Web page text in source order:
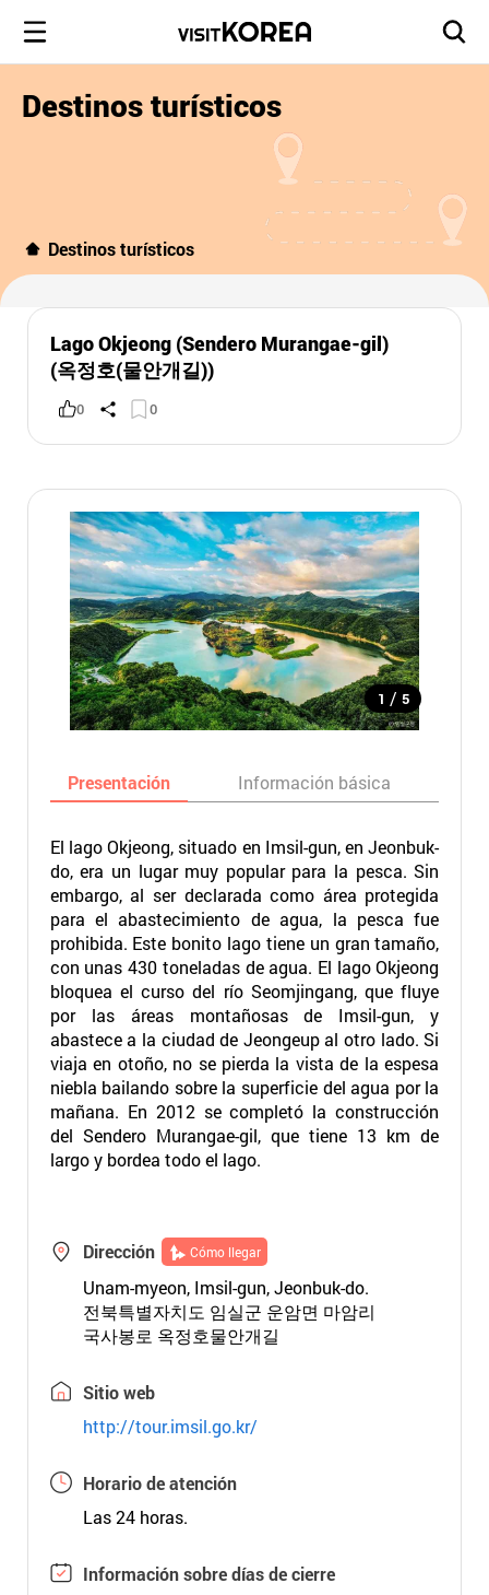
Destinos turísticos
Destinos turísticos
Lago Okjeong (Sendero Murangae-gil)
(옥정호(물안개길))
0 0
1 / 5
Presentación Información básica
El lago Okjeong, situado en Imsil-gun, en Jeonbuk-
do, era un lugar muy popular para la pesca. Sin
embargo, al ser declarada como área protegida
para el abastecimiento de agua, la pesca fue
prohibida. Este bonito lago tiene un gran tamaño,
con unas 430 toneladas de agua. El lago Okjeong
bloquea el curso del río Seomjingang, que fluye
por las áreas montañosas de Imsil-gun, y
abastece a la ciudad de Jeongeup al otro lado. Si
viaja en otoño, no se pierda la vista de la espesa
niebla bailando sobre la superficie del agua por la
mañana. En 2012 se completó la construcción
del Sendero Murangae-gil, que tiene 13 km de
largo y bordea todo el lago.
Dirección Cómo llegar
Unam-myeon, Imsil-gun, Jeonbuk-do.
전북특별자치도 임실군 운암면 마암리
국사봉로 옥정호물안개길
Sitio web
http://tour.imsil.go.kr/
Horario de atención
Las 24 horas.
Información sobre días de cierre